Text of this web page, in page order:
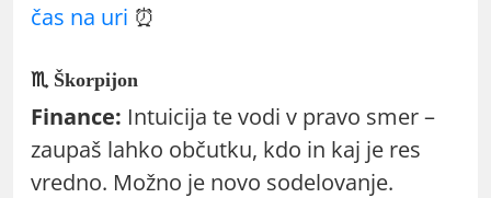
čas na uri ⏰
♏ Škorpijon
Finance: Intuicija te vodi v pravo smer –
zaupaš lahko občutku, kdo in kaj je res
vredno. Možno je novo sodelovanje.